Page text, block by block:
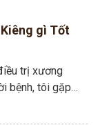
gì Tốt
trị xương
bệnh, tôi gặp